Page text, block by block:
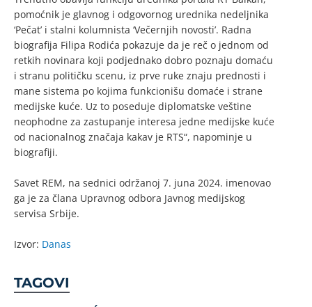
pomoćnik je glavnog i odgovornog urednika nedeljnika
‘Pečat’ i stalni kolumnista ‘Večernjih novosti’. Radna
biografija Filipa Rodića pokazuje da je reč o jednom od
retkih novinara koji podjednako dobro poznaju domaću
i stranu političku scenu, iz prve ruke znaju prednosti i
mane sistema po kojima funkcionišu domaće i strane
medijske kuće. Uz to poseduje diplomatske veštine
neophodne za zastupanje interesa jedne medijske kuće
od nacionalnog značaja kakav je RTS“, napominje u
biografiji.
Savet REM, na sednici održanoj 7. juna 2024. imenovao
ga je za člana Upravnog odbora Javnog medijskog
servisa Srbije.
Izvor: Danas
TAGOVI